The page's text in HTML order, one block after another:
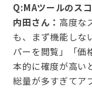
Q:MAツールのス
内田さん： 高度な
も、まず機能しな
パーを閲覧」「価
本的に確度が高い
総量が多すぎてア